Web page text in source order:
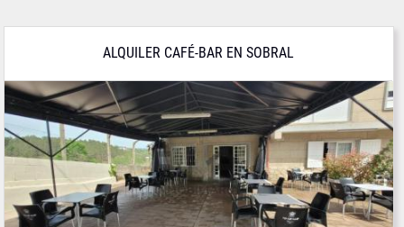
ALQUILER CAFÉ-BAR EN SOBRAL